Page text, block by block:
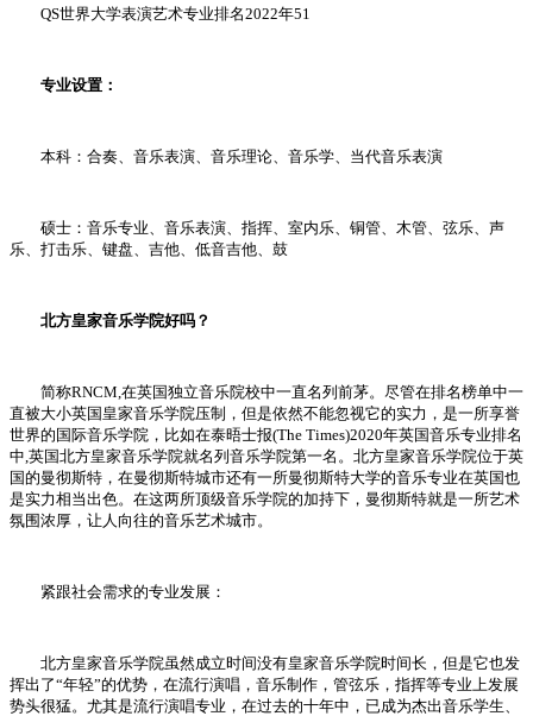
QS世界大学表演艺术专业排名2022年51
专业设置：
本科：合奏、音乐表演、音乐理论、音乐学、当代音乐表演
硕士：音乐专业、音乐表演、指挥、室内乐、铜管、木管、弦乐、声
乐、打击乐、键盘、吉他、低音吉他、鼓
北方皇家音乐学院好吗？
简称RNCM,在英国独立音乐院校中一直名列前茅。尽管在排名榜单中一
直被大小英国皇家音乐学院压制，但是依然不能忽视它的实力，是一所享誉
世界的国际音乐学院，比如在泰晤士报(The Times)2020年英国音乐专业排名
中,英国北方皇家音乐学院就名列音乐学院第一名。北方皇家音乐学院位于英
国的曼彻斯特，在曼彻斯特城市还有一所曼彻斯特大学的音乐专业在英国也
是实力相当出色。在这两所顶级音乐学院的加持下，曼彻斯特就是一所艺术
氛围浓厚，让人向往的音乐艺术城市。
紧跟社会需求的专业发展：
北方皇家音乐学院虽然成立时间没有皇家音乐学院时间长，但是它也发
挥出了“年轻”的优势，在流行演唱，音乐制作，管弦乐，指挥等专业上发展
势头很猛。尤其是流行演唱专业，在过去的十年中，已成为杰出音乐学生、